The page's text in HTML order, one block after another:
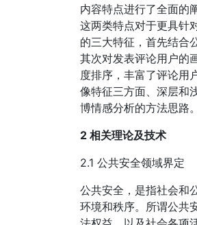
内容特点进行了全面的
这两类特点对于更具针
的三大特征，首先结合
其次对发表评论用户的
度排序，丰富了评论用
像特征三方面、深层和
博情感分析的方法思路。
2 相关理论及技术
2.1 公共安全领域界定
公共安全，是指社会和
环境和秩序。所谓公共